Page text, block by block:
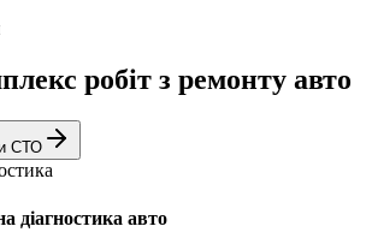
робіт з ремонту авто
СТО
діагностика авто